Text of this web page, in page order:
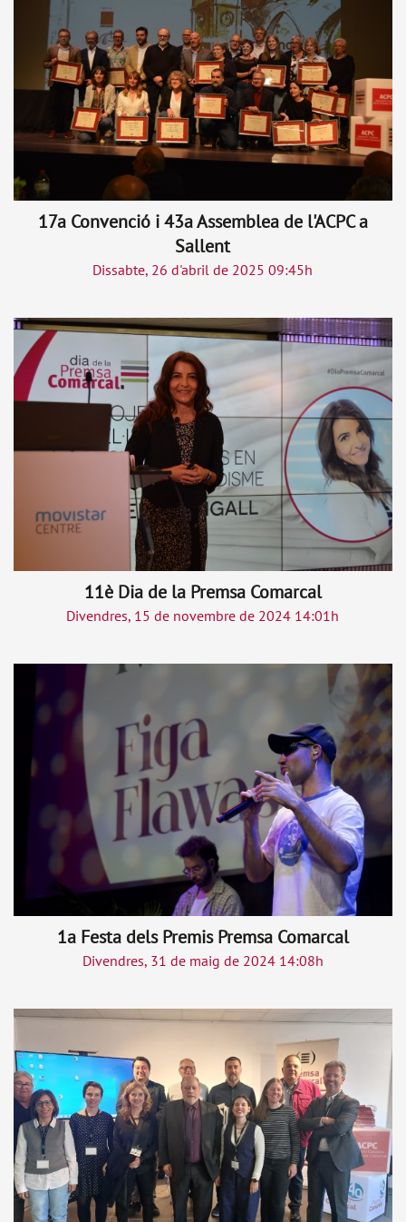
17a Convenció i 43a Assemblea de l'ACPC a
Sallent
Dissabte, 26 d'abril de 2025 09:45h
11è Dia de la Premsa Comarcal
Divendres, 15 de novembre de 2024 14:01h
1a Festa dels Premis Premsa Comarcal
Divendres, 31 de maig de 2024 14:08h